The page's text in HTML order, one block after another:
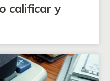
calificar y